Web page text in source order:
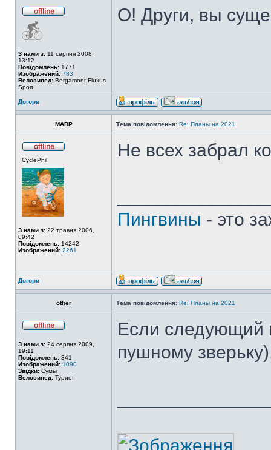
З нами з: 11 серпня 2008,
13:12
Повідомлень: 1771
Изображений: 783
Велосипед: Bergamont Fluxus
Sport
О! Други, вы
Догори
MABP Тема повідомлення: Re: Планы на 2021
CyclePhil
З нами з: 22 травня 2006,
09:42
Повідомлень: 14242
Изображений: 2261
Не всех забрал
Пингвины - это
Догори
other Тема повідомлення: Re: Планы на 2021
З нами з: 24 серпня 2009,
19:11
Повідомлень: 341
Изображений: 1090
Звідки: Сумы
Велосипед: Турист
Если следующий
пушному